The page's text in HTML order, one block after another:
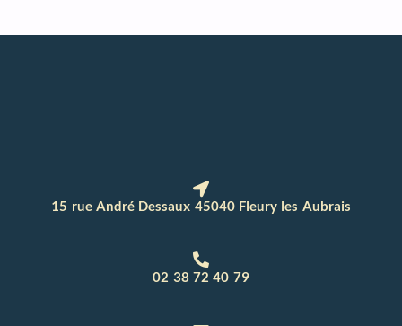
15 rue André Dessaux 45040 Fleury les Aubrais
02 38 72 40 79